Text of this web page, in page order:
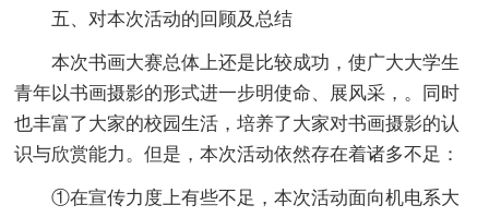
五、对本次活动的回顾及总结
本次书画大赛总体上还是比较成功，使广大大学生
青年以书画摄影的形式进一步明使命、展风采，。同时
也丰富了大家的校园生活，培养了大家对书画摄影的认
识与欣赏能力。但是，本次活动依然存在着诸多不足：
①在宣传力度上有些不足，本次活动面向机电系大